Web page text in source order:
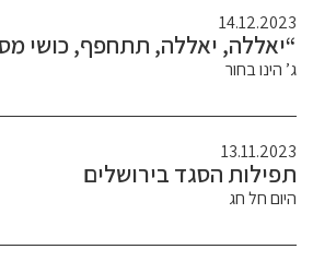
14.12.2023
“יאללה, יאללה, תתחפף, כושי
ג’ הינו בחור
13.11.2023
תפילות הסגד בירושלים
היום חל חג